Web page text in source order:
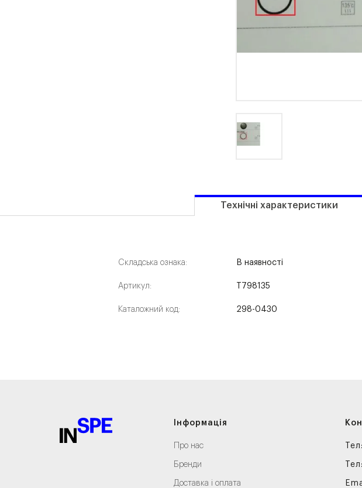
Технічні характеристики
Складська ознака:
Артикул:
Каталожний код:
В наявності
T798135
298-0430
Інформація
Про нас
Бренди
Доставка і оплата
Тел:
Тел: